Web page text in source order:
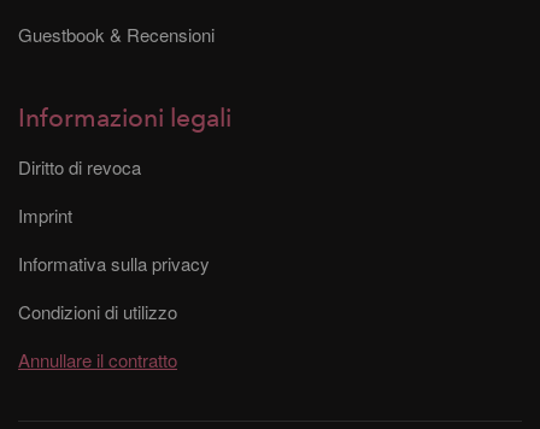
Guestbook & Recensioni
Informazioni legali
Diritto di revoca
Imprint
Informativa sulla privacy
Condizioni di utilizzo
Annullare il contratto